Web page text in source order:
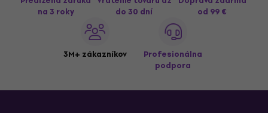
na 3 roky
do 30 dní
od 99 €
3M+ zákazníkov
Profesionálna
podpora